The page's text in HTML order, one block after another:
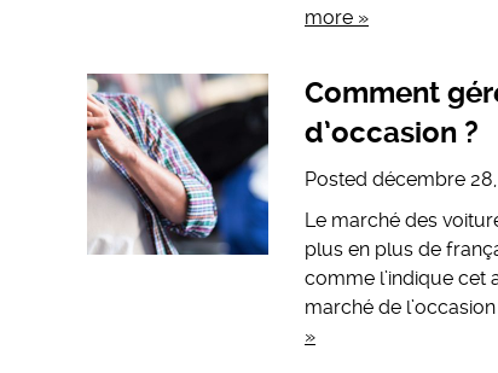
more »
Comment
d’occasion ?
Posted décembre
Le marché des
plus en plus de
comme l’indique cet
marché de
»